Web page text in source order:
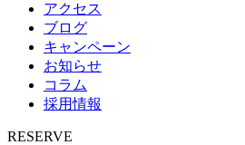
アクセス
ブログ
キャンペーン
お知らせ
コラム
採用情報
RESERVE